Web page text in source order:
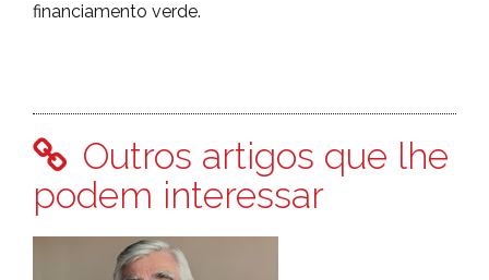
financiamento verde.
Outros artigos que lhe
podem interessar